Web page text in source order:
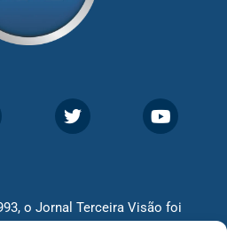
o Jornal Terceira Visão foi